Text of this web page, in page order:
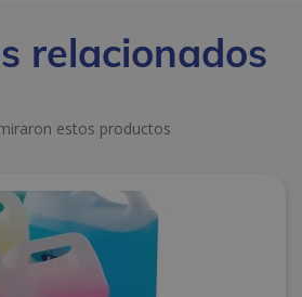
relacionados
estos productos